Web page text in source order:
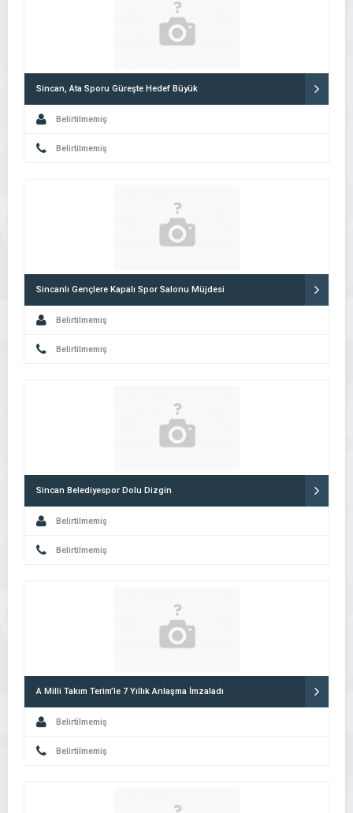
Sincan, Ata Sporu Güreşte Hedef Büyük
Belirtilmemiş
Belirtilmemiş
Sincanlı Gençlere Kapalı Spor Salonu Müjdesi
Belirtilmemiş
Belirtilmemiş
Sincan Belediyespor Dolu Dizgin
Belirtilmemiş
Belirtilmemiş
A Milli Takım Terim’le 7 Yıllık Anlaşma İmzaladı
Belirtilmemiş
Belirtilmemiş